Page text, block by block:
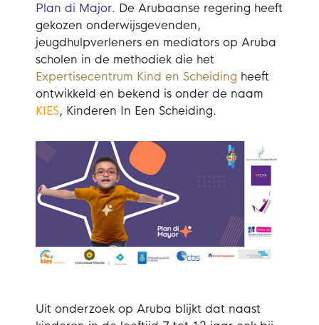
Plan di Major. De Arubaanse regering heeft
gekozen onderwijsgevenden,
jeugdhulpverleners en mediators op Aruba
scholen in de methodiek die het
Expertisecentrum Kind en Scheiding heeft
ontwikkeld en bekend is onder de naam
KIES, Kinderen In Een Scheiding.
Uit onderzoek op Aruba blijkt dat naast